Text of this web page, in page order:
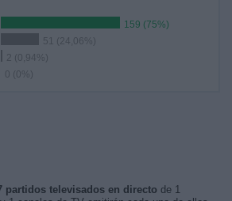
159 (75%)
51 (24,06%)
2 (0,94%)
0 (0%)
partidos televisados en directo de 1